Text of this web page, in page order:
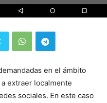
en el ámbito
extraer localmente
sociales. En este caso